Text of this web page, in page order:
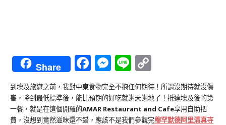
Share Facebook
Messenger
Line
Link
到埃及旅遊之前，我對中東食物完全不抱任何期待！所謂沒期待就沒傷
害，降到最低標準後，能比預期的好吃就謝天謝地了！抵達埃及後的第
一餐，就是在這個開羅的AMAR Restaurant and Cafe享用自助把
費，沒想到竟然滋味還不錯，應該不是我們參觀完穆罕默德阿里清真寺